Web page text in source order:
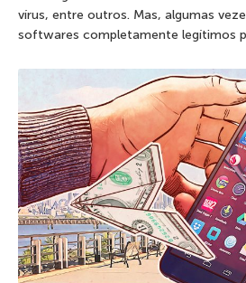
vírus, entre outros. Mas, algumas
softwares completamente legítimos